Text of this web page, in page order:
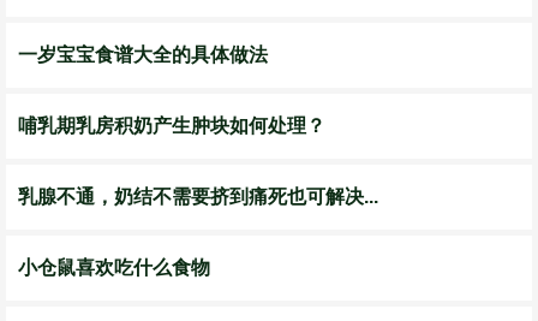
一岁宝宝食谱大全的具体做法
哺乳期乳房积奶产生肿块如何处理？
乳腺不通，奶结不需要挤到痛死也可解决...
小仓鼠喜欢吃什么食物